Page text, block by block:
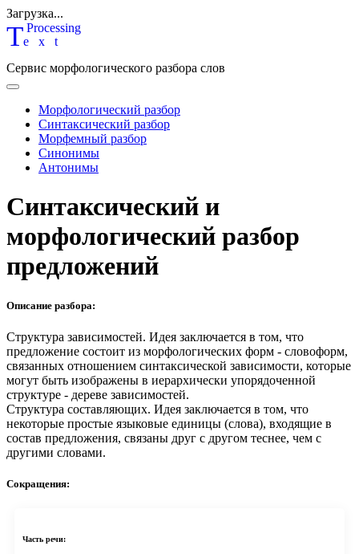
Загрузка...
Text
Processing
Сервис морфологического разбора слов
Морфологический разбор
Синтаксический разбор
Морфемный разбор
Синонимы
Антонимы
Синтаксический и
морфологический разбор
предложений
Описание разбора:
Структура зависимостей. Идея заключается в том, что
предложение состоит из морфологических форм - словоформ,
связанных отношением синтаксической зависимости, которые
могут быть изображены в иерархически упорядоченной
структуре - дереве зависимостей.
Структура составляющих. Идея заключается в том, что
некоторые простые языковые единицы (слова), входящие в
состав предложения, связаны друг с другом теснее, чем с
другими словами.
Сокращения:
Часть речи: